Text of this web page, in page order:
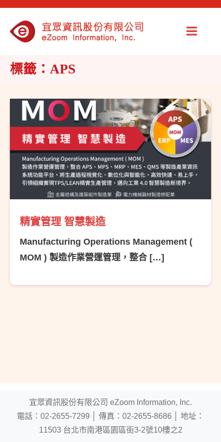
標籤：APS
精實管理 智慧製造
Manufacturing Operations Management (
MOM ) 製造作業營運管理，整合 […]
宜眾資訊股份有限公司 eZoom Information, Inc.
電話： 02-2655-7299 傳真：02-2655-8686
地址：
11503 台北市南港區園區街3-2號10樓之2